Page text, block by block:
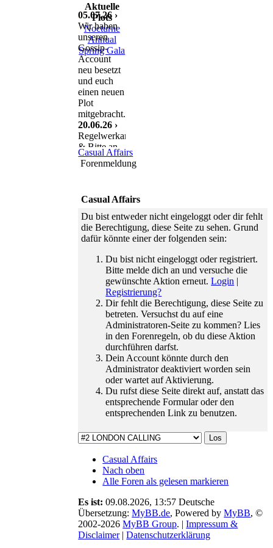
Aktuelle
Plots
Nocturne
Annual
Spring Gala
05.07.26 ›
Wir haben
unseren
Gossip-
Account
neu besetzt
und euch
einen neuen
Plot
mitgebracht.
20.06.26 ›
Regelwerkanpassung
& Bitte an
euch
11.06.26 ›
Teamabschied
haben wir
einen
freudigen
zu feiern.
01.06.26 ›
Zeitsprung
ist da: wir
verabschieden
den Februar
gewinnen
dafür den
Mai 2023.
16.01.26 ›
Wir gehen
auf euer
Feedback
bringen
ebenso
Änderungen
zu den
Archivierungen
und Credits
mit. Ebenso
ist der
Aufnahmestopp
beendet und
Casual Affairs
Forenmeldung
Casual Affairs
Du bist entweder nicht eingeloggt oder dir fehlt
die Berechtigung, diese Seite zu sehen. Grund
dafür könnte einer der folgenden sein:
Du bist nicht eingeloggt oder registriert.
Bitte melde dich an und versuche die
gewünschte Aktion erneut.Login |
Registrierung?
Dir fehlt die Berechtigung, diese Seite zu
betreten. Versuchst du auf eine
Administratoren-Seite zu kommen? Lies
in den Forenregeln, ob du diese Aktion
durchführen darfst.
Dein Account könnte durch den
Administrator deaktiviert worden sein
oder wartet auf Aktivierung.
Du rufst diese Seite direkt auf, anstatt das
entsprechende Formular oder den
entsprechenden Link zu benutzen.
Casual Affairs
Nach oben
Alle Foren als gelesen markieren
Es ist: 09.08.2026, 13:57 Deutsche
Übersetzung:MyBB.de, Powered by MyBB, ©
2002-2026MyBB Group. |Impressum &
Disclaimer|Datenschutzerklärung